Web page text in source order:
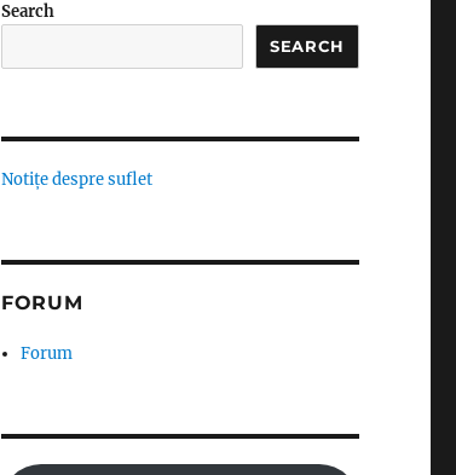
Search
SEARCH
Notițe despre suflet
FORUM
Forum